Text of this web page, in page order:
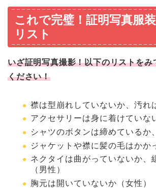
これで完璧！証明写真服
リスト
いざ証明写真撮影！以下のリストをみ
ください！
襟は型崩れしていないか、汚れ
アクセサリーは身に着けていな
シャツのボタンは締めているか
ジャケットや襟に髪の毛はかか
ネクタイは曲がっていないか、
（男性）
胸元は開いていないか（女性）